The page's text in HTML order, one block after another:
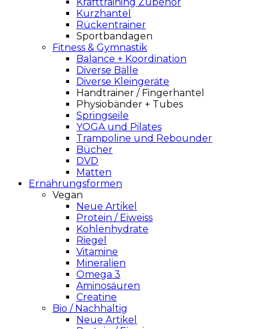
Kurzhantel
Rückentrainer
Sportbandagen
Fitness & Gymnastik
Balance + Koordination
Diverse Bälle
Diverse Kleingeräte
Handtrainer / Fingerhantel
Physiobänder + Tubes
Springseile
YOGA und Pilates
Trampoline und Rebounder
Bücher
DVD
Matten
Ernährungsformen
Vegan
Neue Artikel
Protein / Eiweiss
Kohlenhydrate
Riegel
Vitamine
Mineralien
Omega 3
Aminosäuren
Creatine
Bio / Nachhaltig
Neue Artikel